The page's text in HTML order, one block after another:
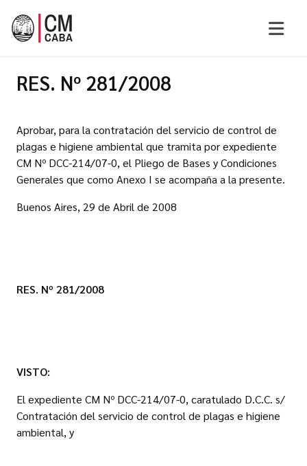
RES. Nº 281/2008
Aprobar, para la contratación del servicio de control de
plagas e higiene ambiental que tramita por expediente
CM Nº DCC-214/07-0, el Pliego de Bases y Condiciones
Generales que como Anexo I se acompaña a la presente.
Buenos Aires, 29 de Abril de 2008
RES. Nº 281/2008
VISTO:
El expediente CM Nº DCC-214/07-0, caratulado D.C.C. s/
Contratación del servicio de control de plagas e higiene
ambiental, y